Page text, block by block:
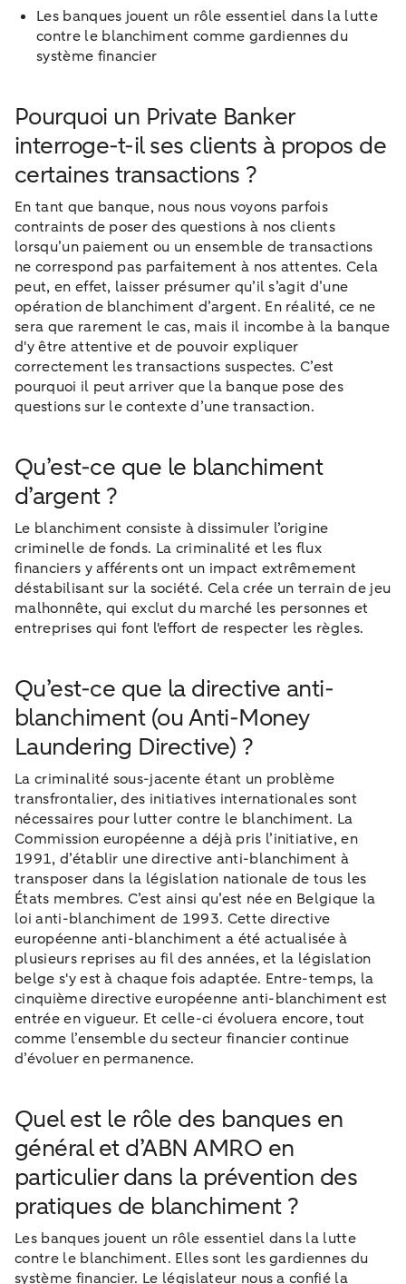
Les banques jouent un rôle essentiel dans la lutte
contre le blanchiment comme gardiennes du
système financier
Pourquoi un Private Banker
interroge-t-il ses clients à propos de
certaines transactions ?
En tant que banque, nous nous voyons parfois
contraints de poser des questions à nos clients
lorsqu’un paiement ou un ensemble de transactions
ne correspond pas parfaitement à nos attentes. Cela
peut, en effet, laisser présumer qu’il s’agit d’une
opération de blanchiment d’argent. En réalité, ce ne
sera que rarement le cas, mais il incombe à la banque
d'y être attentive et de pouvoir expliquer
correctement les transactions suspectes. C’est
pourquoi il peut arriver que la banque pose des
questions sur le contexte d’une transaction.
Qu’est-ce que le blanchiment
d’argent ?
Le blanchiment consiste à dissimuler l’origine
criminelle de fonds. La criminalité et les flux
financiers y afférents ont un impact extrêmement
déstabilisant sur la société. Cela crée un terrain de jeu
malhonnête, qui exclut du marché les personnes et
entreprises qui font l'effort de respecter les règles.
Qu’est-ce que la directive anti-
blanchiment (ou Anti-Money
Laundering Directive) ?
La criminalité sous-jacente étant un problème
transfrontalier, des initiatives internationales sont
nécessaires pour lutter contre le blanchiment. La
Commission européenne a déjà pris l’initiative, en
1991, d’établir une directive anti-blanchiment à
transposer dans la législation nationale de tous les
États membres. C’est ainsi qu’est née en Belgique la
loi anti-blanchiment de 1993. Cette directive
européenne anti-blanchiment a été actualisée à
plusieurs reprises au fil des années, et la législation
belge s'y est à chaque fois adaptée. Entre-temps, la
cinquième directive européenne anti-blanchiment est
entrée en vigueur. Et celle-ci évoluera encore, tout
comme l’ensemble du secteur financier continue
d’évoluer en permanence.
Quel est le rôle des banques en
général et d’ABN AMRO en
particulier dans la prévention des
pratiques de blanchiment ?
Les banques jouent un rôle essentiel dans la lutte
contre le blanchiment. Elles sont les gardiennes du
système financier. Le législateur nous a confié la